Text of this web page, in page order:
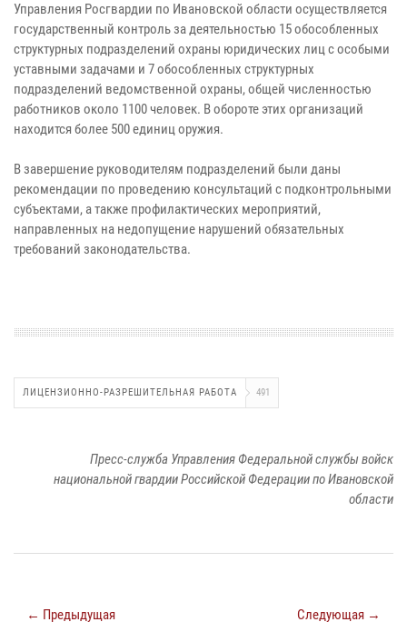
Управления Росгвардии по Ивановской области осуществляется
государственный контроль за деятельностью 15 обособленных
структурных подразделений охраны юридических лиц с особыми
уставными задачами и 7 обособленных структурных
подразделений ведомственной охраны, общей численностью
работников около 1100 человек. В обороте этих организаций
находится более 500 единиц оружия.
В завершение руководителям подразделений были даны
рекомендации по проведению консультаций с подконтрольными
субъектами, а также профилактических мероприятий,
направленных на недопущение нарушений обязательных
требований законодательства.
ЛИЦЕНЗИОННО-РАЗРЕШИТЕЛЬНАЯ РАБОТА 491
Пресс-служба Управления Федеральной службы войск
национальной гвардии Российской Федерации по Ивановской
области
← Предыдущая Следующая →